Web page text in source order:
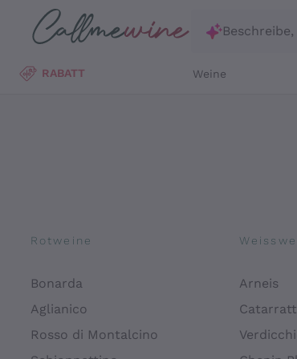
Zum Hauptinhalt springen
RABATT Weine
Rotweine
Bonarda
Aglianico
Rosso di Montalcino
Arneis